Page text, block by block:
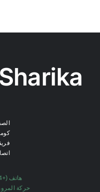
هاتف (+34) 956 50 66 03
حركة المرور